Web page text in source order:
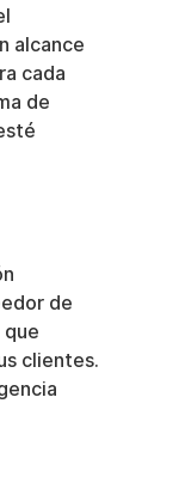
alcance
cada
de
de
clientes.